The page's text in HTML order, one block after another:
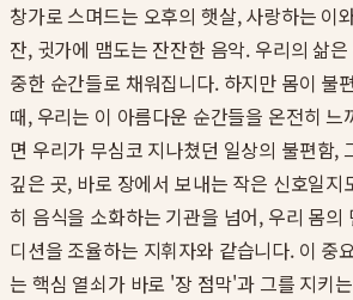
창가로 스며드는 오후의 햇살, 사랑하는 이
잔, 귓가에 맴도는 잔잔한 음악. 우리의 삶
중한 순간들로 채워집니다. 하지만 몸이 불
때, 우리는 이 아름다운 순간들을 온전히 느
면 우리가 무심코 지나쳤던 일상의 불편함,
깊은 곳, 바로 장에서 보내는 작은 신호일지
히 음식을 소화하는 기관을 넘어, 우리 몸의
디션을 조율하는 지휘자와 같습니다. 이 중
는 핵심 열쇠가 바로 '장 점막'과 그를 지키는